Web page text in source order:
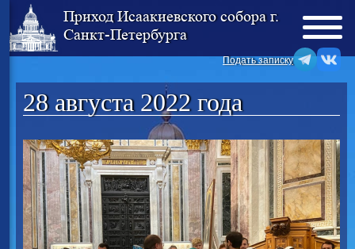
Приход Исаакиевского собора г.
Санкт-Петербурга
Подать записку
28 августа 2022 года